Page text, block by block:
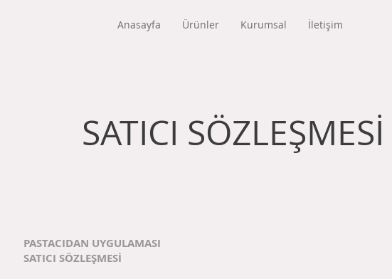
Anasayfa Ürünler Kurumsal İletişim
SATICI SÖZLEŞMESİ
PASTACIDAN UYGULAMASI
SATICI SÖZLEŞMESİ